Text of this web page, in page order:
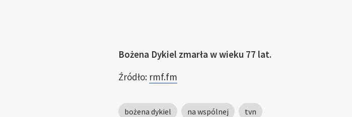
Bożena Dykiel zmarła w wieku 77 lat.
Źródło: rmf.fm
bożena dykiel na wspólnej tvn